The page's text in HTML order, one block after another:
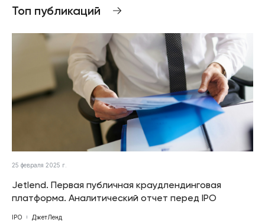
Топ публикаций
25 февраля 2025 г.
Jetlend. Первая публичная краудлендинговая
платформа. Аналитический отчет перед IPO
IPO ДжетЛенд